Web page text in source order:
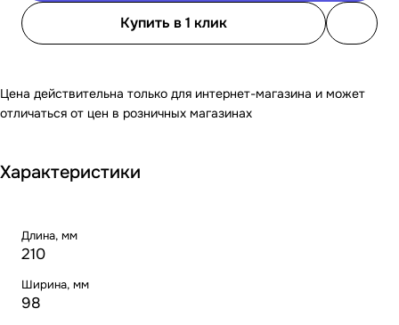
Купить в 1 клик
Цена действительна только для интернет-магазина и может
отличаться от цен в розничных магазинах
Характеристики
Длина, мм
210
Ширина, мм
98